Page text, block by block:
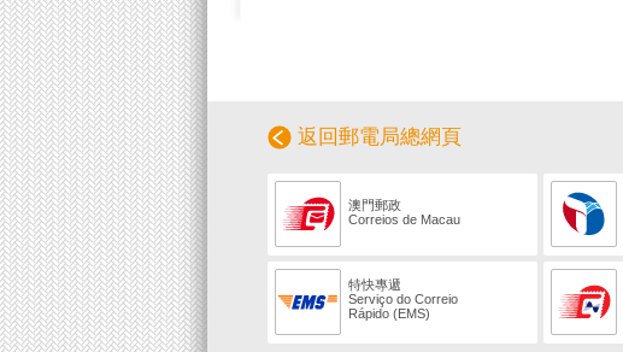
返回郵電局總網頁
澳門郵政
Correios de Macau
特快專遞
Serviço do Correio
Rápido (EMS)